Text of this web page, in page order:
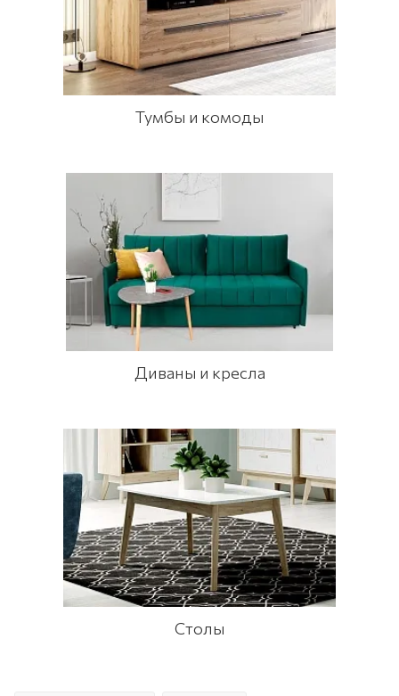
Тумбы и комоды
Диваны и кресла
Столы